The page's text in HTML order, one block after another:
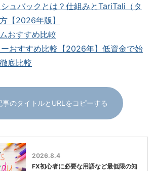
ュバックとは？仕組みとTariTali（タ
【2026年版】
おすすめ比較
おすすめ比較【2026年】低資金で始
底比較
のタイトルとURLをコピーする
2026.8.4
FX初心者に必要な用語など最低限の知